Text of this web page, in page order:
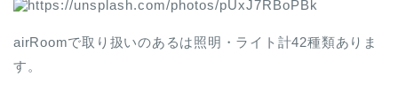
airRoomで取り扱いのあるは照明・ライト計42種類ありま
す。